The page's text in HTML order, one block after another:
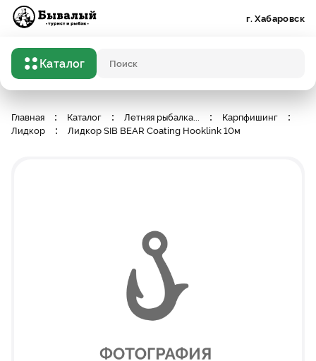
г. Хабаровск
Каталог Поисковый запрос
Главная Каталог Летняя рыбалка...
Карпфишинг
Лидкор
Лидкор SIB BEAR Coating Hooklink 10м